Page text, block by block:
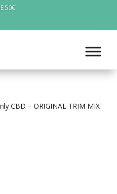
50€
CBD – ORIGINAL TRIM MIX